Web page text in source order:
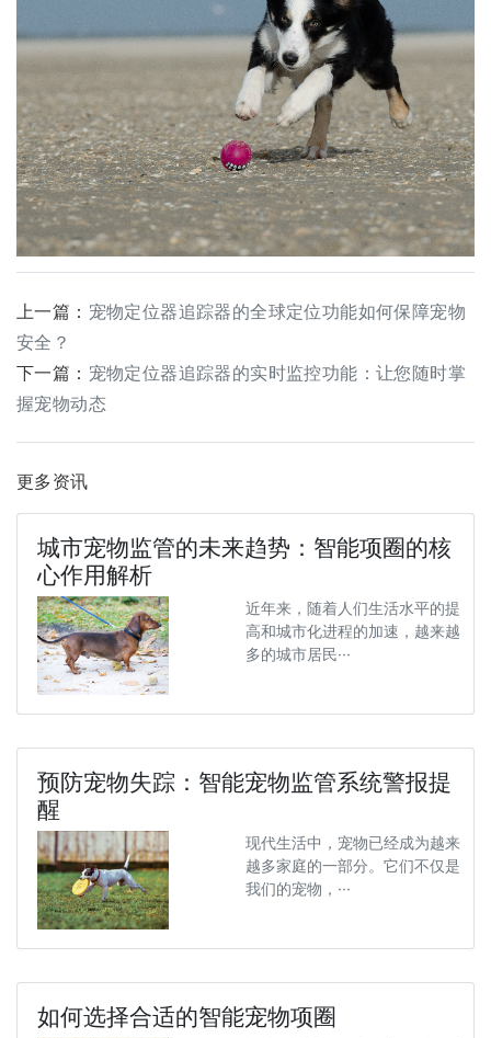
上一篇： 宠物定位器追踪器的全球定位功能如何保障宠物
安全？
下一篇： 宠物定位器追踪器的实时监控功能：让您随时掌
握宠物动态
更多资讯
城市宠物监管的未来趋势：智能项圈的核
心作用解析
近年来，随着人们生活水平的提
高和城市化进程的加速，越来越
多的城市居民···
预防宠物失踪：智能宠物监管系统警报提
醒
现代生活中，宠物已经成为越来
越多家庭的一部分。它们不仅是
我们的宠物，···
如何选择合适的智能宠物项圈